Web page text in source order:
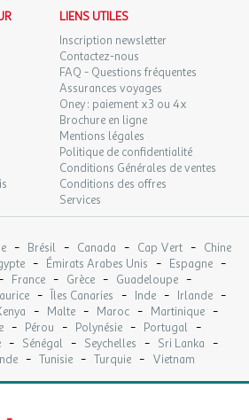
ennuyer !
rythmeront vos vacances.
LIENS UTILES
Inscription newsletter
Contactez-nous
FAQ - Questions fréquentes
Assurances voyages
Oney : paiement x3 ou 4x
Brochure en ligne
Mentions légales
Politique de confidentialité
Conditions Générales de ventes
Conditions des offres
Services
- Brésil - Canada - Cap Vert - Chine
- Émirats Arabes Unis - Espagne -
France - Grèce - Guadeloupe -
- Îles Canaries - Inde - Irlande -
- Malte - Maroc - Martinique -
- Pérou - Polynésie - Portugal -
- Sénégal - Seychelles - Sri Lanka -
- Tunisie - Turquie - Vietnam